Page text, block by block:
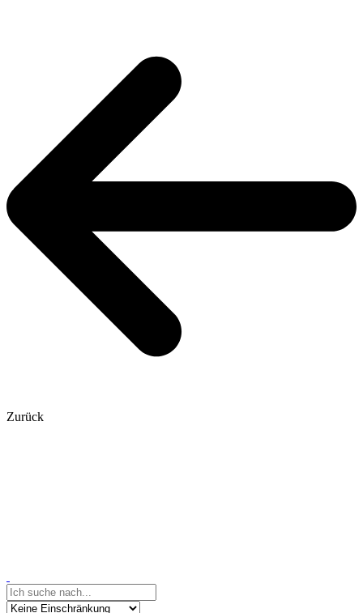
Zurück